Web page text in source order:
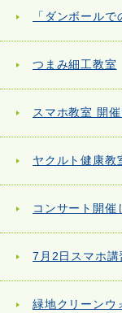
「ダンボール
つまみ細工教室
スマホ教室 開
ヤクルト健康
コンサート開
7月2日スマホ
緑地クリーンウ